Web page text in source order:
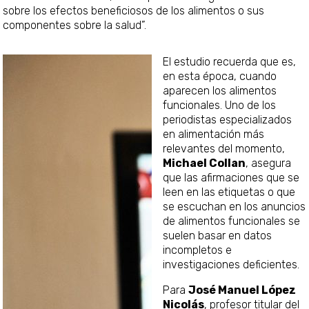
sobre los efectos beneficiosos de los alimentos o sus
componentes sobre la salud”.
El estudio recuerda que es,
en esta época, cuando
aparecen los alimentos
funcionales. Uno de los
periodistas especializados
en alimentación más
relevantes del momento,
Michael Collan, asegura
que las afirmaciones que se
leen en las etiquetas o que
se escuchan en los anuncios
de alimentos funcionales se
suelen basar en datos
incompletos e
investigaciones deficientes.
Para José Manuel López
Nicolás, profesor titular del